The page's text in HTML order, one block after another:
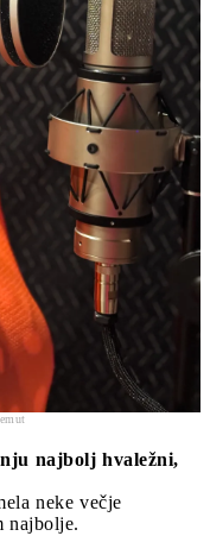
najbolj hvaležni,
neke večje
najbolje.